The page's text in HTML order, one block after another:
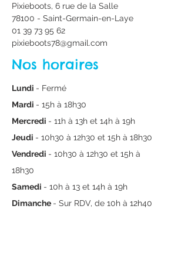
Pixieboots, 6 rue de la Salle
78100 - Saint-Germain-en-Laye
01 39 73 95 62
pixieboots78@gmail.com
Nos horaires
Lundi - Fermé
Mardi - 15h à 18h30
Mercredi - 11h à 13h et 14h à 19h
Jeudi - 10h30 à 12h30 et 15h à 18h30
Vendredi - 10h30 à 12h30 et 15h à
18h30
Samedi - 10h à 13 et 14h à 19h
Dimanche - Sur RDV, de 10h à 12h40